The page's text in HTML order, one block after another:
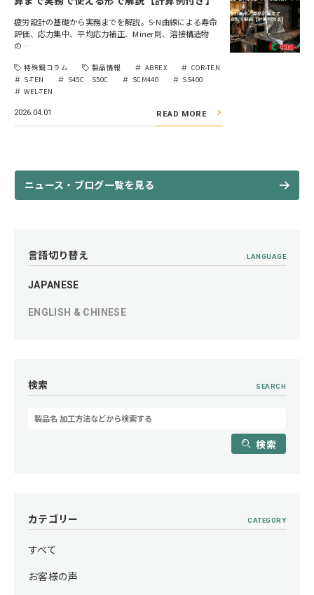
疲労設計の基礎から実務までを解説。S-N曲線による寿命
評価、応力集中、平均応力補正、Miner則、溶接構造物
の…
特殊鋼コラム 製品情報 ABREX
COR-TEN
S-TEN
S45C S50C SCM440
SS400
WEL-TEN
2026.04.01 READ MORE
ニュース・ブログ一覧を見る
言語切り替え LANGUAGE
JAPANESE
ENGLISH & CHINESE
検索 SEARCH
検索
カテゴリー CATEGORY
すべて
お客様の声